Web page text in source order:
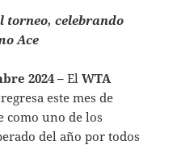
torneo, celebrando
Ace
2024 –ElWTA
regresa este mes de
como uno de los
del año por todos